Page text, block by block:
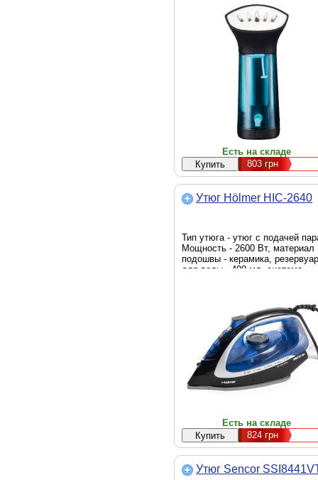
Есть на складе
803грн
Утюг Hölmer HIC-2640
Тип утюга - утюг с подачей
Мощность - 2600 Вт, материал
подошвы - керамика, резервуар
для воды - 400 мл, система
система, скорость парового
- 140 г/мин, вес - 1,2 кг, Цвет -
сине-черный
Есть на складе
824грн
Утюг Sencor